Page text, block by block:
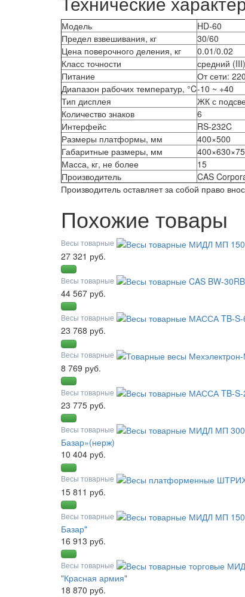
Модель HD-60
Предел взвешивания, кг
30/60
Цена поверочного деления, кг
0.01/0.02
Класс точности
средний (III)
Питание
От сети:
Диапазон рабочих температур, °C-10 ~ +40
Тип дисплея
ЖК с
Количество знаков
6
Интерфейс
RS-232C
Размеры платформы, мм
400×500
Габаритные размеры, мм
Масса, кг, не более
15
Производитель
CAS
Производитель оставляет за собой право
Похожие товары
Весы товарные
27 321 руб.
Весы товарные
44 567 руб.
Весы товарные
23 768 руб.
Весы товарные
8 769 руб.
Весы товарные
23 775 руб.
Весы товарные
Базар»(нерж)
10 404 руб.
Весы товарные
15 811 руб.
Весы товарные
Базар"
16 913 руб.
Весы товарные
"Красная армия"
18 870 руб.